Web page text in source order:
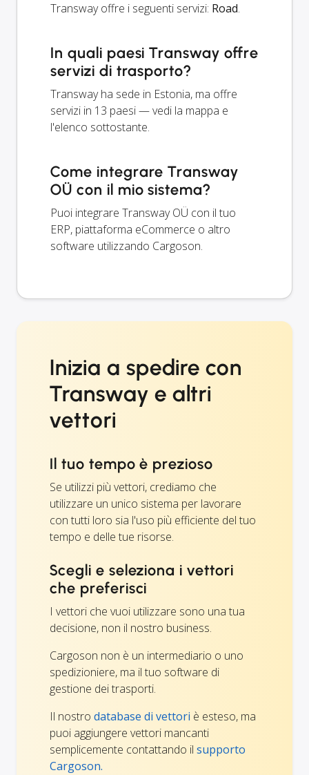
Transway offre i seguenti servizi: Road.
In quali paesi Transway offre
servizi di trasporto?
Transway ha sede in Estonia, ma offre
servizi in 13 paesi — vedi la mappa e
l'elenco sottostante.
Come integrare Transway
OÜ con il mio sistema?
Puoi integrare Transway OÜ con il tuo
ERP, piattaforma eCommerce o altro
software utilizzando Cargoson.
Inizia a spedire con
Transway e altri
vettori
Il tuo tempo è prezioso
Se utilizzi più vettori, crediamo che
utilizzare un unico sistema per lavorare
con tutti loro sia l'uso più efficiente del tuo
tempo e delle tue risorse.
Scegli e seleziona i vettori
che preferisci
I vettori che vuoi utilizzare sono una tua
decisione, non il nostro business.
Cargoson non è un intermediario o uno
spedizioniere, ma il tuo software di
gestione dei trasporti.
Il nostro database di vettori è esteso, ma
puoi aggiungere vettori mancanti
semplicemente contattando il supporto
Cargoson.